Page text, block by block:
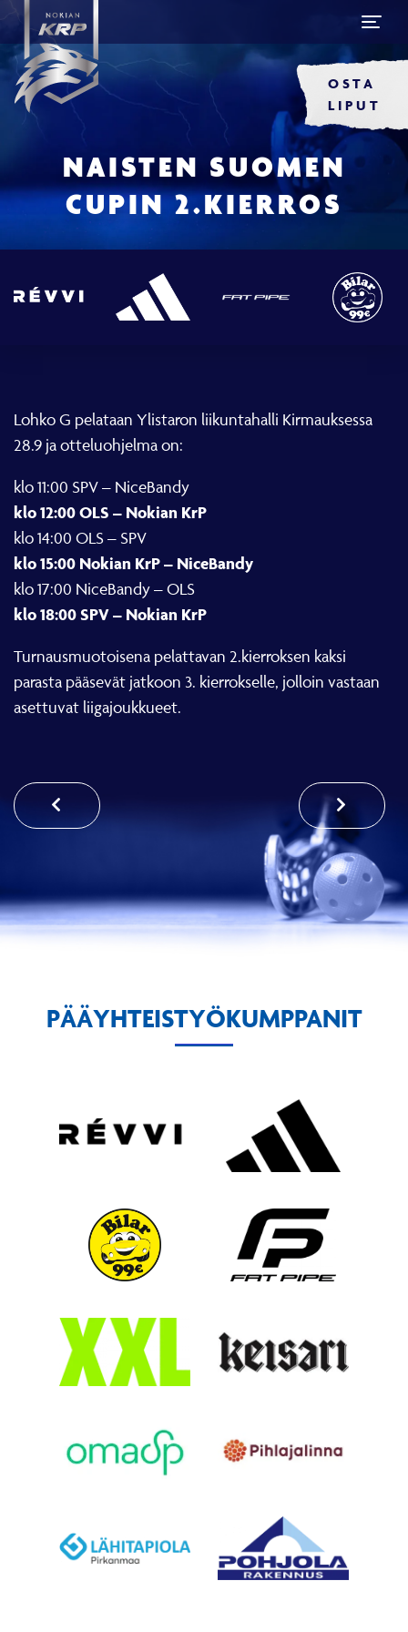
OSTA
LIPUT
NAISTEN SUOMEN
CUPIN 2.KIERROS
Lohko G pelataan Ylistaron liikuntahalli Kirmauksessa
28.9 ja otteluohjelma on:
klo 11:00 SPV – NiceBandy
klo 12:00 OLS – Nokian KrP
klo 14:00 OLS – SPV
klo 15:00 Nokian KrP – NiceBandy
klo 17:00 NiceBandy – OLS
klo 18:00 SPV – Nokian KrP
Turnausmuotoisena pelattavan 2.kierroksen kaksi
parasta pääsevät jatkoon 3. kierrokselle, jolloin vastaan
asettuvat liigajoukkueet.
PÄÄYHTEISTYÖKUMPPANIT